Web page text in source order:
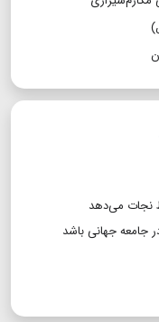
نجات می‌دهد
جامعه جهانی باشد